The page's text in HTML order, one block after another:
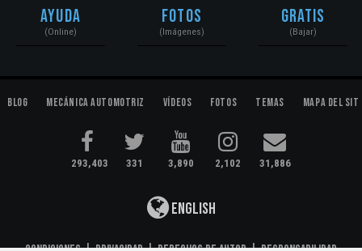
Ayuda
(Online)
Fotos
(Imágenes)
Gratis
(Bajar)
Blog Mecánica Automotriz Vídeos Fotos Temas Mapa del
293,403 331 3,890 2,102 31,886
English